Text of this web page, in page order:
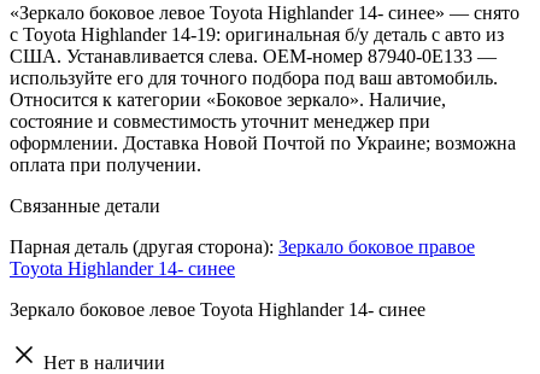
«Зеркало боковое левое Toyota Highlander 14- синее» — снято
с Toyota Highlander 14-19: оригинальная б/у деталь с авто из
США. Устанавливается слева. OEM-номер 87940-0E133 —
используйте его для точного подбора под ваш автомобиль.
Относится к категории «Боковое зеркало». Наличие,
состояние и совместимость уточнит менеджер при
оформлении. Доставка Новой Почтой по Украине; возможна
оплата при получении.
Связанные детали
Парная деталь (другая сторона): Зеркало боковое правое
Toyota Highlander 14- синее
Зеркало боковое левое Toyota Highlander 14- синее
Нет в наличии